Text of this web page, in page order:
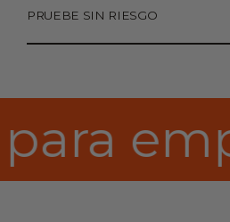
PRUEBE SIN RIESGO
más